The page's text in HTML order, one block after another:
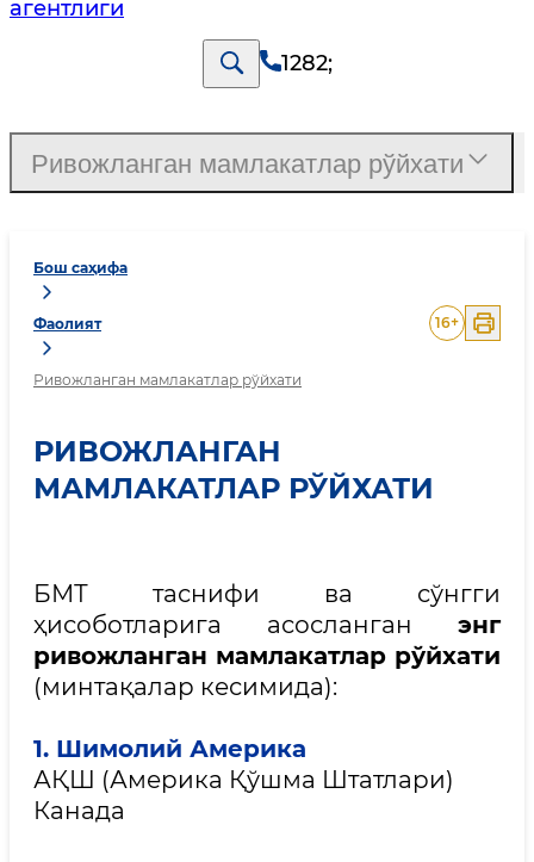
агентлиги
1282;
Бош саҳифа
Фаолият
Ривожланган мамлакатлар рўйхати
16+
РИВОЖЛАНГАН
МАМЛАКАТЛАР РЎЙХАТИ
БМТ таснифи ва сўнгги
ҳисоботларига асосланган энг
ривожланган мамлакатлар рўйхати
(минтақалар кесимида):
1. Шимолий Америка
АҚШ (Америка Қўшма Штатлари)
Канада
Ривожланган мамлакатлар рўйхати